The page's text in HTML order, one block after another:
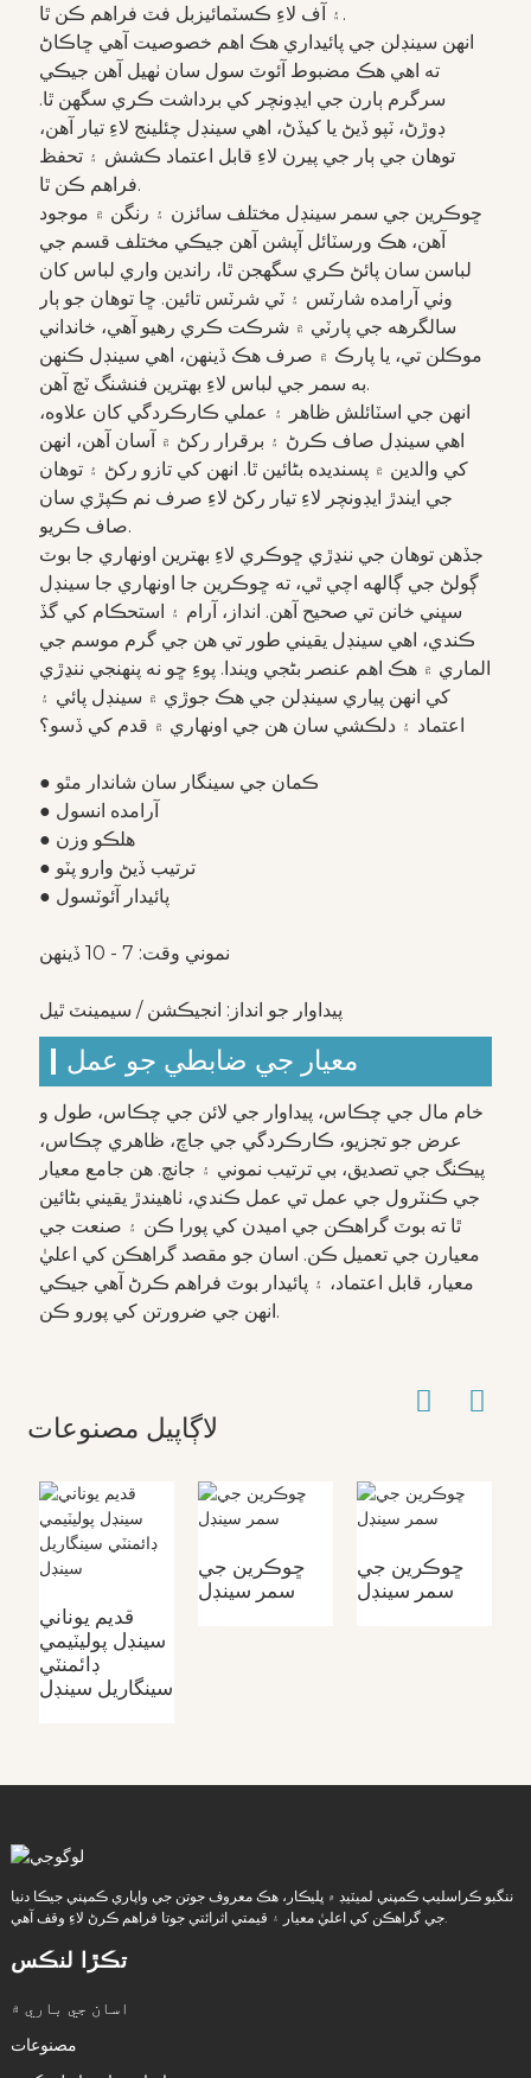
۽ آف لاءِ ڪسٽمائيزبل فٽ فراهم ڪن ٿا.
انهن سينڊلن جي پائيداري هڪ اهم خصوصيت آهي ڇاڪاڻ
ته اهي هڪ مضبوط آئوٽ سول سان ٺهيل آهن جيڪي
سرگرم ٻارن جي ايڊونچر کي برداشت ڪري سگهن ٿا.
ڊوڙڻ، ٽپو ڏيڻ يا کيڏڻ، اهي سينڊل چئلينج لاءِ تيار آهن،
توهان جي ٻار جي پيرن لاءِ قابل اعتماد ڪشش ۽ تحفظ
فراهم ڪن ٿا.
ڇوڪرين جي سمر سينڊل مختلف سائزن ۽ رنگن ۾ موجود
آهن، هڪ ورسٽائل آپشن آهن جيڪي مختلف قسم جي
لباسن سان پائڻ ڪري سگهجن ٿا، راندين واري لباس کان
وٺي آرامده شارٽس ۽ ٽي شرٽس تائين. ڇا توهان جو ٻار
سالگرهه جي پارٽي ۾ شرڪت ڪري رهيو آهي، خانداني
موڪلن تي، يا پارڪ ۾ صرف هڪ ڏينهن، اهي سينڊل ڪنهن
به سمر جي لباس لاءِ بهترين فنشنگ ٽچ آهن.
انهن جي اسٽائلش ظاهر ۽ عملي ڪارڪردگي کان علاوه،
اهي سينڊل صاف ڪرڻ ۽ برقرار رکڻ ۾ آسان آهن، انهن
کي والدين ۾ پسنديده بڻائين ٿا. انهن کي تازو رکڻ ۽ توهان
جي ايندڙ ايڊونچر لاءِ تيار رکڻ لاءِ صرف نم ڪپڙي سان
صاف ڪريو.
جڏهن توهان جي ننڍڙي ڇوڪري لاءِ بهترين اونهاري جا بوٽ
ڳولڻ جي ڳالهه اچي ٿي، ته ڇوڪرين جا اونهاري جا سينڊل
سڀني خانن تي صحيح آهن. انداز، آرام ۽ استحڪام کي گڏ
ڪندي، اهي سينڊل يقيني طور تي هن جي گرم موسم جي
الماري ۾ هڪ اهم عنصر بڻجي ويندا. پوءِ ڇو نه پنهنجي ننڍڙي
کي انهن پياري سينڊلن جي هڪ جوڙي ۾ سينڊل پائي ۽
اعتماد ۽ دلڪشي سان هن جي اونهاري ۾ قدم کي ڏسو؟
● ڪمان جي سينگار سان شاندار مٿو
● آرامده انسول
● هلڪو وزن
● ترتيب ڏيڻ وارو پٽو
● پائيدار آئوٽسول
نموني وقت: 7 - 10 ڏينهن
پيداوار جو انداز: انجيڪشن / سيمينٽ ٿيل
معيار جي ضابطي جو عمل
خام مال جي چڪاس، پيداوار جي لائن جي چڪاس، طول و
عرض جو تجزيو، ڪارڪردگي جي جاچ، ظاهري چڪاس،
پيڪنگ جي تصديق، بي ترتيب نموني ۽ جانچ. هن جامع معيار
جي ڪنٽرول جي عمل تي عمل ڪندي، ٺاهيندڙ يقيني بڻائين
ٿا ته بوٽ گراهڪن جي اميدن کي پورا ڪن ۽ صنعت جي
معيارن جي تعميل ڪن. اسان جو مقصد گراهڪن کي اعليٰ
معيار، قابل اعتماد، ۽ پائيدار بوٽ فراهم ڪرڻ آهي جيڪي
انهن جي ضرورتن کي پورو ڪن.
لاڳاپيل مصنوعات
قديم يوناني
سينڊل پوليٽيمي
ڊائمنٽي
سينگاريل سينڊل
ڇوڪرين جي
سمر سينڊل
ڇوڪرين جي
سمر سينڊل
ننگبو ڪراسليپ ڪمپني لميٽيڊ ۾ ڀليڪار، هڪ معروف جوتن جي واپاري ڪمپني جيڪا دنيا
جي گراهڪن کي اعليٰ معيار ۽ قيمتي اثرائتي جوتا فراهم ڪرڻ لاءِ وقف آهي.
تڪڙا لنڪس
اسان جي باري ۾
مصنوعات